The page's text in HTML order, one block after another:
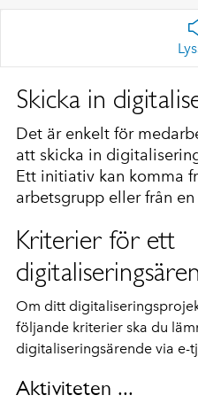
Skicka in
Det är enkelt för
att skicka in
Ett initiativ kan komma
arbetsgrupp eller från
Kriterier för ett
Om ditt
följande kriterier ska du
digitaliseringsärende via e-
Aktiviteten ...